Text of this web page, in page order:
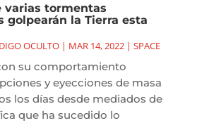
varias tormentas
golpearán la Tierra esta
OCULTO| MAR 14, 2022| SPACE
su comportamiento
y eyecciones de masa
los días desde mediados de
que ha sucedido lo